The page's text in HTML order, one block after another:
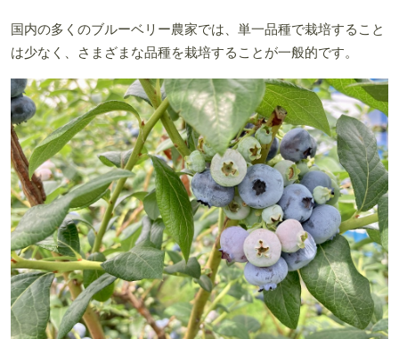
国内の多くのブルーベリー農家では、単一品種で栽培すること
は少なく、さまざまな品種を栽培することが一般的です。